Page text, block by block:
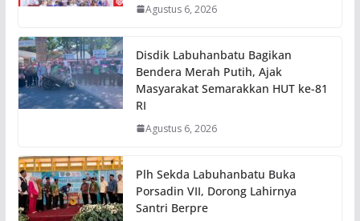
Agustus 6, 2026
Disdik Labuhanbatu Bagikan
Bendera Merah Putih, Ajak
Masyarakat Semarakkan HUT ke-81
RI
Agustus 6, 2026
Plh Sekda Labuhanbatu Buka
Porsadin VII, Dorong Lahirnya
Santri Berpre